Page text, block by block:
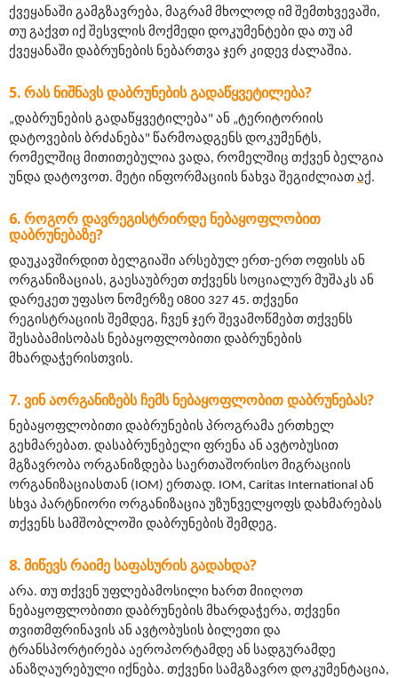
ქვეყანაში გამგზავრება, მაგრამ მხოლოდ იმ შემთხვევაში,
თუ გაქვთ იქ შესვლის მოქმედი დოკუმენტები და თუ ამ
ქვეყანაში დაბრუნების ნებართვა ჯერ კიდევ ძალაშია.
ᲠᲐᲡ ᲜᲘᲨᲜᲐᲕᲡ ᲓᲐᲑᲠᲣᲜᲔᲑᲘᲡ ᲒᲐᲓᲐᲬᲧᲕᲔᲢᲘᲚᲔᲑᲐ?
„დაბრუნების გადაწყვეტილება" ან „ტერიტორიის
დატოვების ბრძანება" წარმოადგენს დოკუმენტს,
რომელშიც მითითებულია ვადა, რომელშიც თქვენ ბელგია
უნდა დატოვოთ. მეტი ინფორმაციის ნახვა შეგიძლიათ აქ .
ᲠᲝᲒᲝᲠ ᲓᲐᲕᲠᲔᲒᲘᲡᲢᲠᲘᲠᲓᲔ ᲜᲔᲑᲐᲧᲝᲤᲚᲝᲑᲘᲗ
ᲓᲐᲑᲠᲣᲜᲔᲑᲐᲖᲔ?
დაუკავშირდით ბელგიაში არსებულ ერთ-ერთ ოფისს ან
ორგანიზაციას, გაესაუბრეთ თქვენს სოციალურ მუშაკს ან
დარეკეთ უფასო ნომერზე 0800 327 45. თქვენი
რეგისტრაციის შემდეგ, ჩვენ ჯერ შევამოწმებთ თქვენს
შესაბამისობას ნებაყოფლობითი დაბრუნების
მხარდაჭერისთვის.
ᲕᲘᲜ ᲐᲝᲠᲒᲐᲜᲘᲖᲔᲑᲡ ᲩᲔᲛᲡ ᲜᲔᲑᲐᲧᲝᲤᲚᲝᲑᲘᲗ ᲓᲐᲑᲠᲣᲜᲔᲑᲐᲡ?
ნებაყოფლობითი დაბრუნების პროგრამა ერთხელ
გეხმარებათ. დასაბრუნებელი ფრენა ან ავტობუსით
მგზავრობა ორგანიზდება საერთაშორისო მიგრაციის
ორგანიზაციასთან (IOM) ერთად. IOM, Caritas International ან
სხვა პარტნიორი ორგანიზაცია უზუნველყოფს დახმარებას
თქვენს სამშობლოში დაბრუნების შემდეგ.
ᲛᲘᲬᲔᲕᲡ ᲠᲐᲘᲛᲔ ᲡᲐᲤᲐᲡᲣᲠᲘᲡ ᲒᲐᲓᲐᲮᲓᲐ?
არა. თუ თქვენ უფლებამოსილი ხართ მიიღოთ
ნებაყოფლობითი დაბრუნების მხარდაჭერა, თქვენი
თვითმფრინავის ან ავტობუსის ბილეთი და
ტრანსპორტირება აეროპორტამდე ან სადგურამდე
ანაზღაურებული იქნება. თქვენი სამგზავრო დოკუმენტაცია,